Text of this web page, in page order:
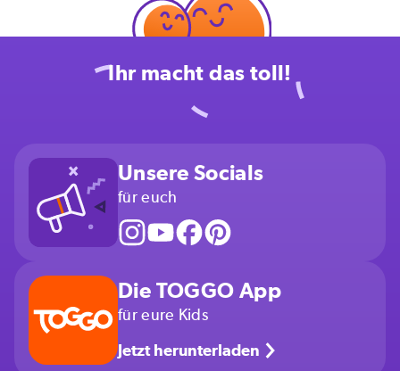
Ihr macht das toll!
Unsere Socials
für euch
Die TOGGO App
für eure Kids
Jetzt herunterladen